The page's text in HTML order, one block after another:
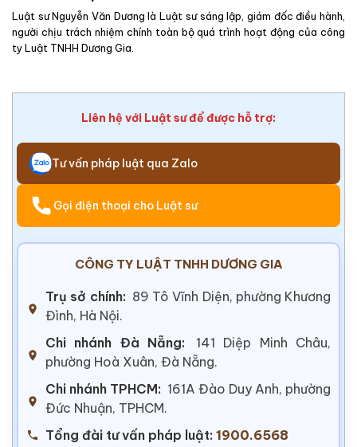
Luật sư Nguyễn Văn Dương là Luật sư sáng lập, giám đốc điều hành,
người chịu trách nhiệm chính toàn bộ quá trình hoạt động của công
ty Luật TNHH Dương Gia.
Liên hệ với Luật sư để được hỗ trợ:
Tư vấn pháp luật qua Zalo
Gọi điện thoại cho Luật sư
CÔNG TY LUẬT TNHH DƯƠNG GIA
Trụ sở chính: 89 Tô Vĩnh Diện, phường Khương
Đình, Hà Nội.
Chi nhánh Đà Nẵng:
141 Diệp Minh Châu,
phường Hoà Xuân, Đà Nẵng.
Chi nhánh TPHCM: 161A Đào Duy Anh, phường
Đức Nhuận, TPHCM.
Tổng đài tư vấn pháp luật: 1900.6568